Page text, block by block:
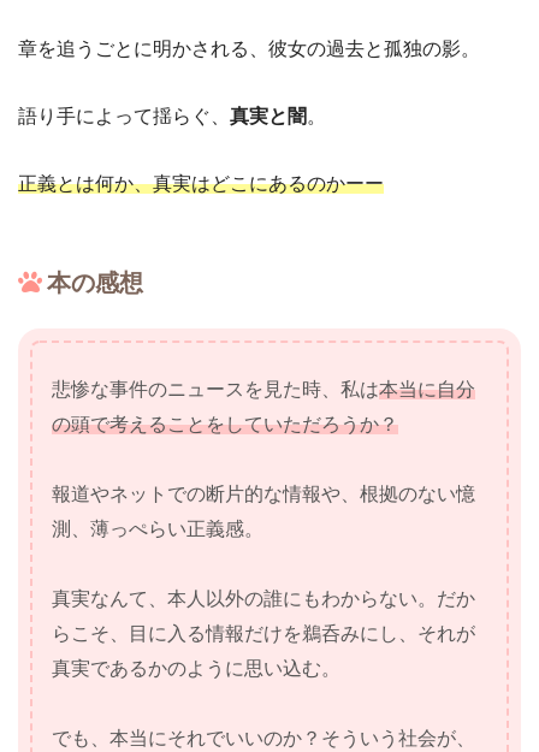
章を追うごとに明かされる、彼女の過去と孤独の影。
語り手によって揺らぐ、 真実と闇 。
正義とは何か、真実はどこにあるのかーー
本の感想
悲惨な事件のニュースを見た時、私は本当に自分
の頭で考えることをしていただろうか？
報道やネットでの断片的な情報や、根拠のない憶
測、薄っぺらい正義感。
真実なんて、本人以外の誰にもわからない。だか
らこそ、目に入る情報だけを鵜呑みにし、それが
真実であるかのように思い込む。
でも、本当にそれでいいのか？そういう社会が、